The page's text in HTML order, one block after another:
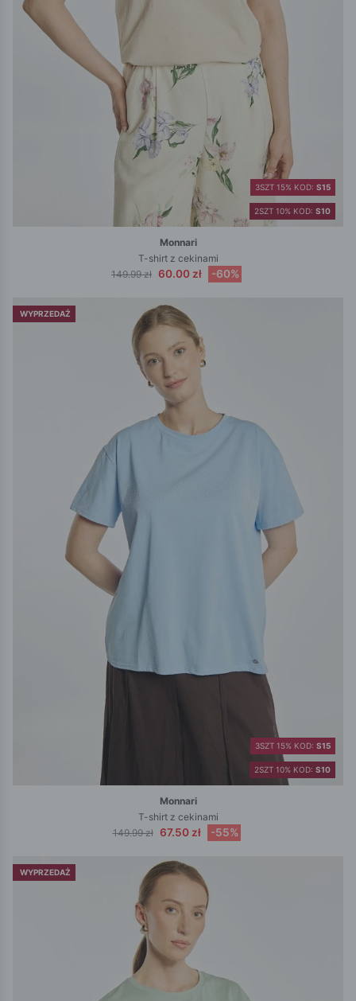
2SZT 10% KOD: S10
3SZT 15% KOD: S15
Monnari
T-shirt z cekinami
149.99 zł 60.00 zł -60%
WYPRZEDAŻ
2SZT 10% KOD: S10
3SZT 15% KOD: S15
Monnari
T-shirt z cekinami
149.99 zł 67.50 zł -55%
WYPRZEDAŻ